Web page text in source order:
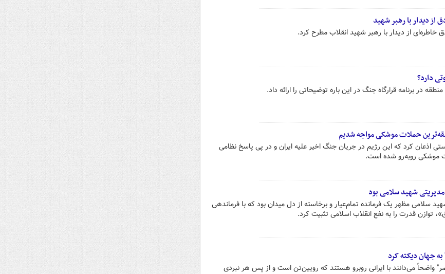
دیدار با رهبر شهید
از دیدار با رهبر شهید انقلاب مطرح کرد.
دارد؟
در برنامه قرارگاه جنگ در این باره توضیحاتی را ارائه داد.
حملات موشکی مواجه شدیم
اذعان کرد که این رژیم در جریان جنگ اخیر علیه ایران و در پی پاسخ نظامی
موشکی روبه‌رو شده است.
شهید سلامی بود
سلامی مظهر یک فرمانده تمام‌عیار و برخاسته از دل میدان بود که با فرماندهی
توازن قدرت را به نفع انقلاب اسلامی تثبیت کرد.
جهان دیکته کرد
واضحاً می‌دانند با ایرانی روبرو هستند که رویین‌تن است و از پس هر نبردی